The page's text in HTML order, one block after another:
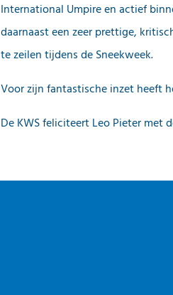
International Umpire en actief
daarnaast een zeer prettige,
te zeilen tijdens de Sneekweek.
Voor zijn fantastische inzet heeft
De KWS feliciteert Leo Pieter met